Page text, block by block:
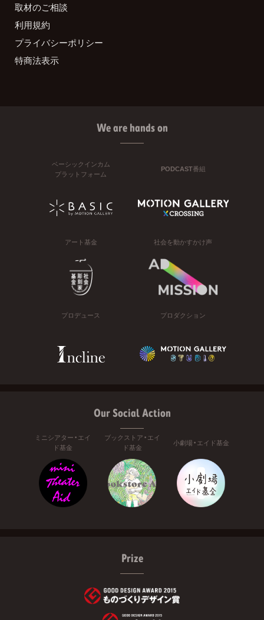
取材のご相談
利用規約
プライバシーポリシー
特商法表示
We are hands on
ベーシックインカム
プラットフォーム
PODCAST番組
アート基金 社会を動かすかけ声
プロデュース プロダクション
Our Social Action
ミニシアター・エイ
ド基金
ブックストア・エイ
ド基金
小劇場・エイド基金
Prize